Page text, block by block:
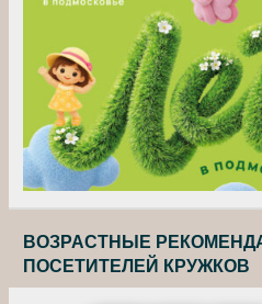
ВОЗРАСТНЫЕ
ПОСЕТИТЕЛЕЙ КРУЖКОВ